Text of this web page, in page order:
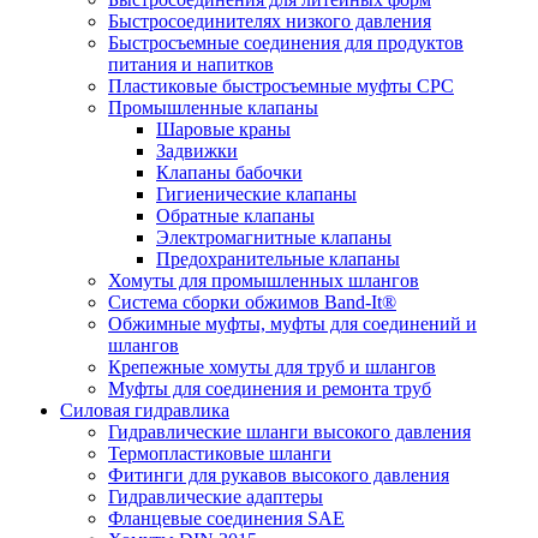
Быстросоединителях низкого давления
Быстросъемные соединения для продуктов
питания и напитков
Пластиковые быстросъемные муфты CPC
Промышленные клапаны
Шаровые краны
Задвижки
Клапаны бабочки
Гигиенические клапаны
Обратные клапаны
Электромагнитные клапаны
Предохранительные клапаны
Хомуты для промышленных шлангов
Система сборки обжимов Band-It®
Обжимные муфты, муфты для соединений и
шлангов
Крепежные хомуты для труб и шлангов
Муфты для соединения и ремонта труб
Силовая гидравлика
Гидравлические шланги высокого давления
Термопластиковые шланги
Фитинги для рукавов высокого давления
Гидравлические адаптеры
Фланцевые соединения SAE